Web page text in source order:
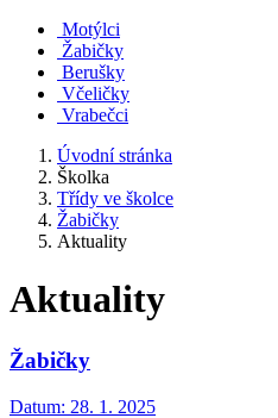
Motýlci
Žabičky
Berušky
Včeličky
Vrabečci
Úvodní stránka
Školka
Třídy ve školce
Žabičky
Aktuality
Aktuality
Žabičky
Datum: 28. 1. 2025